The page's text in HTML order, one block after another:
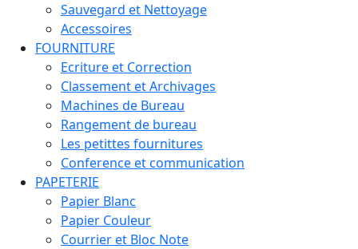
Sauvegard et Nettoyage
Accessoires
FOURNITURE
Ecriture et Correction
Classement et Archivages
Machines de Bureau
Rangement de bureau
Les petittes fournitures
Conference et communication
PAPETERIE
Papier Blanc
Papier Couleur
Courrier et Bloc Note